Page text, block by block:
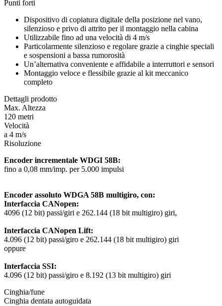
Punti forti
Dispositivo di copiatura digitale della posizione nel vano,
silenzioso e privo di attrito per il montaggio nella cabina
Utilizzabile fino ad una velocità di 4 m/s
Particolarmente silenzioso e regolare grazie a cinghie speciali
e sospensioni a bassa rumorosità
Un’alternativa conveniente e affidabile a interruttori e sensori
Montaggio veloce e flessibile grazie al kit meccanico
completo
Dettagli prodotto
Max. Altezza
120 metri
Velocità
a 4 m/s
Risoluzione
Encoder incrementale WDGI 58B:
fino a 0,08 mm/imp. per 5.000 impulsi
Encoder assoluto WDGA 58B multigiro, con:
Interfaccia CANopen:
4096 (12 bit) passi/giri e 262.144 (18 bit multigiro) giri,
Interfaccia CANopen Lift:
4.096 (12 bit) passi/giro e 262.144 (18 bit multigiro) giri
oppure
Interfaccia SSI:
4.096 (12 bit) passi/giro e 8.192 (13 bit multigiro) giri
Cinghia/fune
Cinghia dentata autoguidata